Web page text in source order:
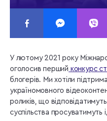
У лютому 2021 року
оголосив перший конкурс
блогерів. Ми хотіли
україномовного
роликів, що
суспільства просуватимуть